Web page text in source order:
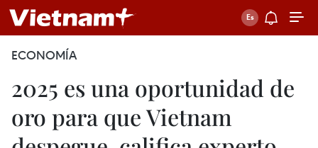
ECONOMÍA
2025 es una oportunidad de
oro para que Vietnam